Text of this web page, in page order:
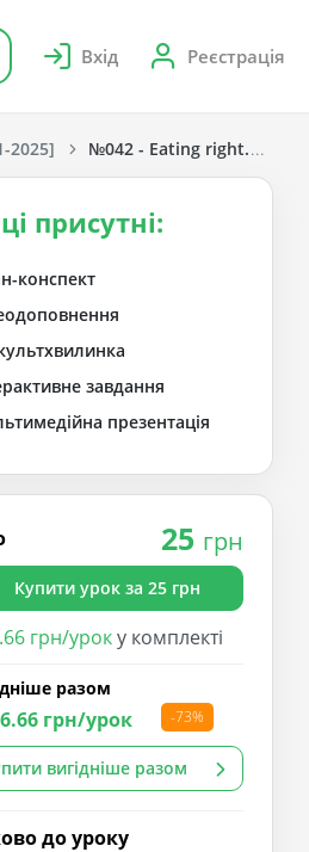
Вхід Реєстрація
2025] №042 - Eating right. Now I
присутні:
конспект
завдання
презентація
25 грн
Купити урок за 25 грн
грн/уроку комплекті
разом
грн/урок -73%
вигідніше разом
до уроку